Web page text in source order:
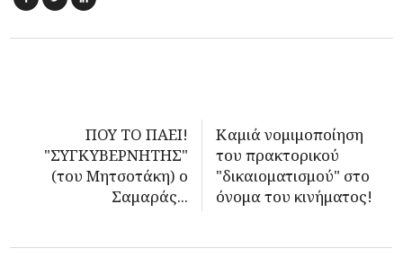
ΠΟΥ ΤΟ ΠΑΕΙ!
"ΣΥΓΚΥΒΕΡΝΗΤΗΣ"
(του Μητσοτάκη) ο
Σαμαράς...
Καμιά νομιμοποίηση
του πρακτορικού
"δικαιοματισμού" στο
όνομα του κινήματος!